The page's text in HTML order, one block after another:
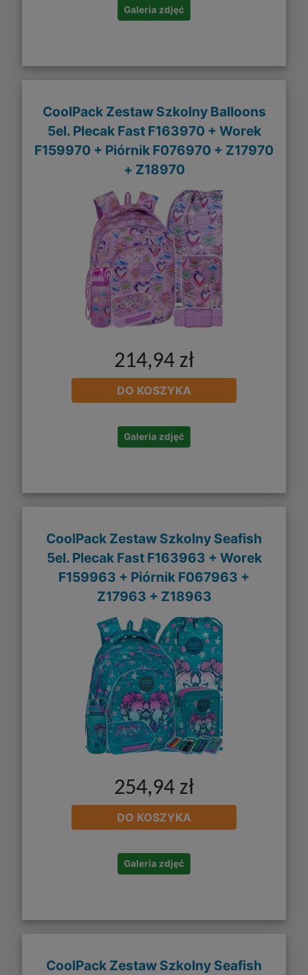
Galeria zdjęć
CoolPack Zestaw Szkolny Balloons
5el. Plecak Fast F163970 + Worek
F159970 + Piórnik F076970 + Z17970
+ Z18970
214,94 zł
DO KOSZYKA
Galeria zdjęć
CoolPack Zestaw Szkolny Seafish
5el. Plecak Fast F163963 + Worek
F159963 + Piórnik F067963 +
Z17963 + Z18963
254,94 zł
DO KOSZYKA
Galeria zdjęć
CoolPack Zestaw Szkolny Seafish